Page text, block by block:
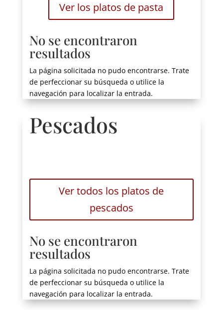
Ver los platos de pasta
No se encontraron
resultados
La página solicitada no pudo encontrarse. Trate
de perfeccionar su búsqueda o utilice la
navegación para localizar la entrada.
Pescados
Ver todos los platos de
pescados
No se encontraron
resultados
La página solicitada no pudo encontrarse. Trate
de perfeccionar su búsqueda o utilice la
navegación para localizar la entrada.